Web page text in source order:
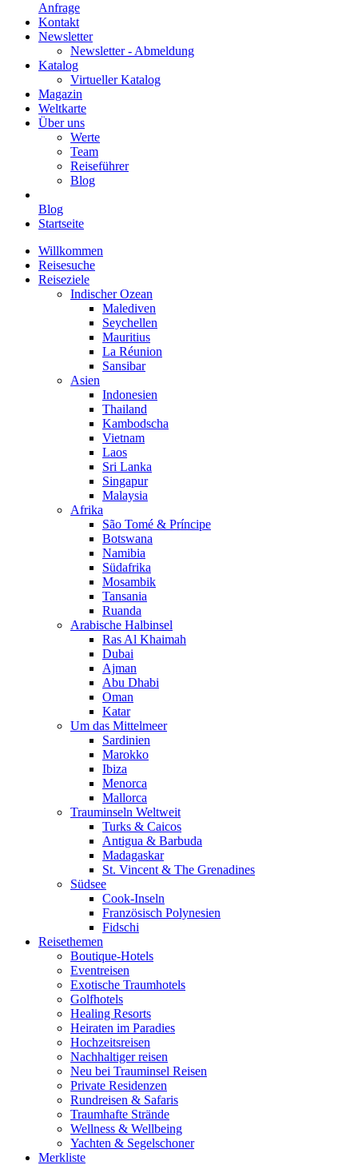
Anfrage
Kontakt
Newsletter
Newsletter - Abmeldung
Katalog
Virtueller Katalog
Magazin
Weltkarte
Über uns
Werte
Team
Reiseführer
Blog
Blog
Startseite
Willkommen
Reisesuche
Reiseziele
Indischer Ozean
Malediven
Seychellen
Mauritius
La Réunion
Sansibar
Asien
Indonesien
Thailand
Kambodscha
Vietnam
Laos
Sri Lanka
Singapur
Malaysia
Afrika
São Tomé & Príncipe
Botswana
Namibia
Südafrika
Mosambik
Tansania
Ruanda
Arabische Halbinsel
Ras Al Khaimah
Dubai
Ajman
Abu Dhabi
Oman
Katar
Um das Mittelmeer
Sardinien
Marokko
Ibiza
Menorca
Mallorca
Trauminseln Weltweit
Turks & Caicos
Antigua & Barbuda
Madagaskar
St. Vincent & The Grenadines
Südsee
Cook-Inseln
Französisch Polynesien
Fidschi
Reisethemen
Boutique-Hotels
Eventreisen
Exotische Traumhotels
Golfhotels
Healing Resorts
Heiraten im Paradies
Hochzeitsreisen
Nachhaltiger reisen
Neu bei Trauminsel Reisen
Private Residenzen
Rundreisen & Safaris
Traumhafte Strände
Wellness & Wellbeing
Yachten & Segelschoner
Merkliste